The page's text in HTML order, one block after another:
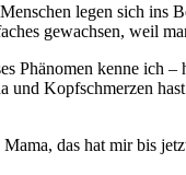
legen sich ins
gewachsen, weil
Phänomen kenne ich
Kopfschmerzen
das hat mir bis